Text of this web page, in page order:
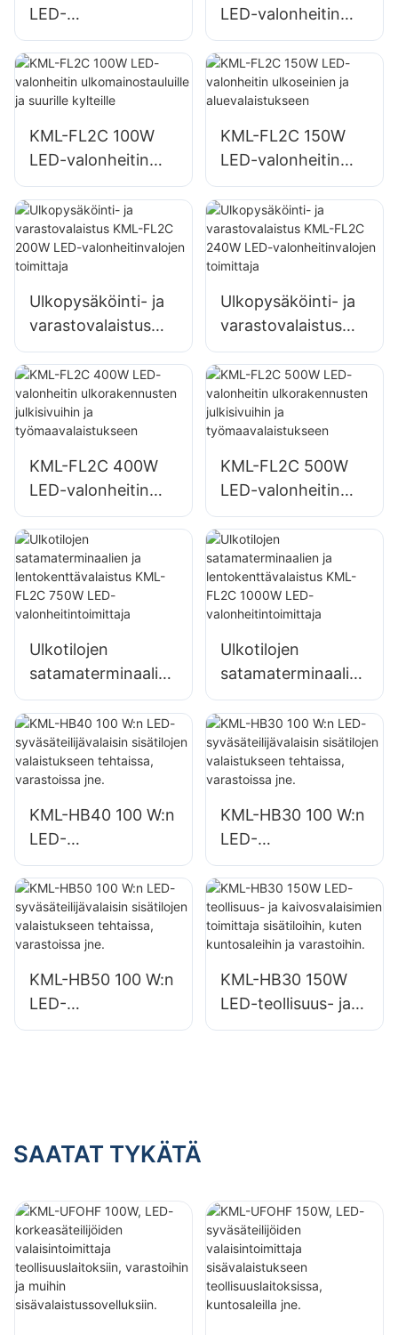
valaistukseen.
LED-
valonheitintoimittaj
a, satama- ja
laiturivalaistus
LED-valonheitin
ulkomainostauluille
ja suurille kylteille
KML-FL2C 100W
LED-valonheitin
ulkomainostauluille
ja suurille kylteille
KML-FL2C 150W
LED-valonheitin
ulkoseinien ja
aluevalaistukseen
Ulkopysäköinti- ja
varastovalaistus
KML-FL2C 200W
LED-
valonheitinvalojen
toimittaja
Ulkopysäköinti- ja
varastovalaistus
KML-FL2C 240W
LED-
valonheitinvalojen
toimittaja
KML-FL2C 400W
LED-valonheitin
ulkorakennusten
julkisivuihin ja
työmaavalaistuksee
n
KML-FL2C 500W
LED-valonheitin
ulkorakennusten
julkisivuihin ja
työmaavalaistuksee
n
Ulkotilojen
satamaterminaalien
ja
lentokenttävalaistu
s KML-FL2C 750W
LED-
a
Ulkotilojen
satamaterminaalien
ja
lentokenttävalaistu
s KML-FL2C 1000W
LED-
a
KML-HB40 100 W:n
LED-
syväsäteilijävalaisin
sisätilojen
valaistukseen
tehtaissa,
KML-HB30 100 W:n
LED-
syväsäteilijävalaisin
sisätilojen
valaistukseen
tehtaissa,
KML-HB50 100 W:n
LED-
syväsäteilijävalaisin
KML-HB30 150W
LED-teollisuus- ja
kaivosvalaisimien
SAATAT TYKÄTÄ